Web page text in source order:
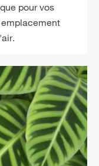
pour vos